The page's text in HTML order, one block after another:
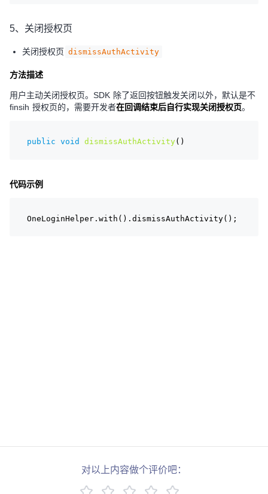
5、关闭授权页
关闭授权页 dismissAuthActivity
方法描述
用户主动关闭授权页。SDK 除了返回按钮触发关闭以外，默认是不
finsih 授权页的，需要开发者在回调结束后自行实现关闭授权页。
public void dismissAuthActivity()
代码示例
OneLoginHelper.with().dismissAuthActivity();
对以上内容做个评价吧：